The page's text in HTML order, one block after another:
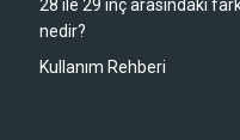
28 ile 29 inç arasındaki
nedir?
Kullanım Rehberi